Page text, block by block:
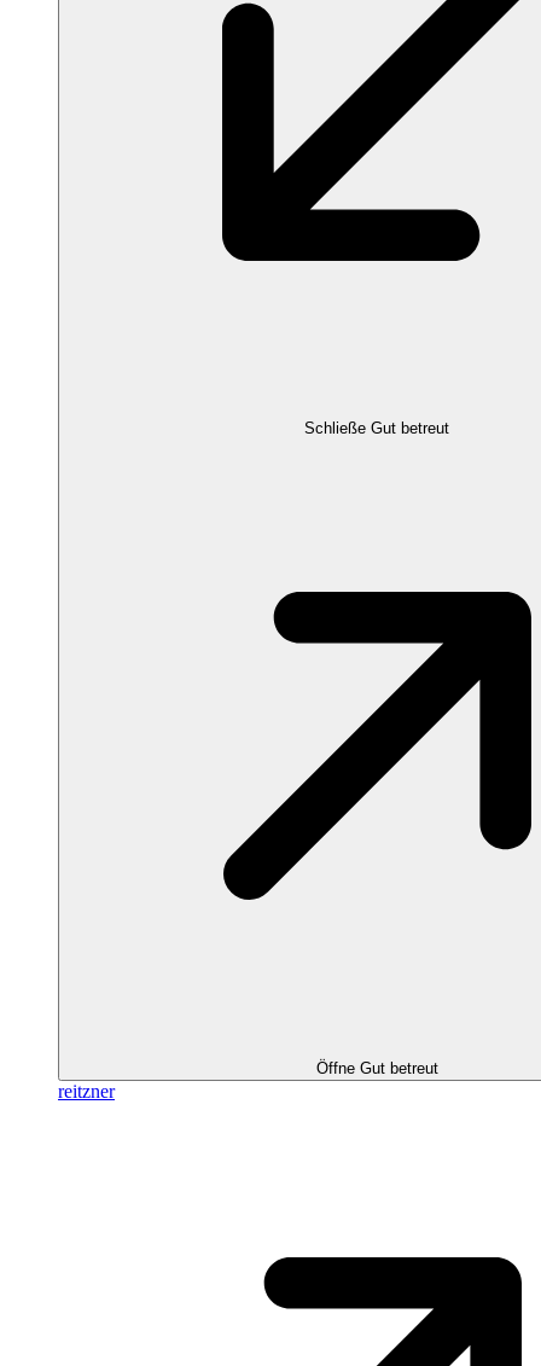
Schließe Gut betreut
Öffne Gut betreut
reitzner